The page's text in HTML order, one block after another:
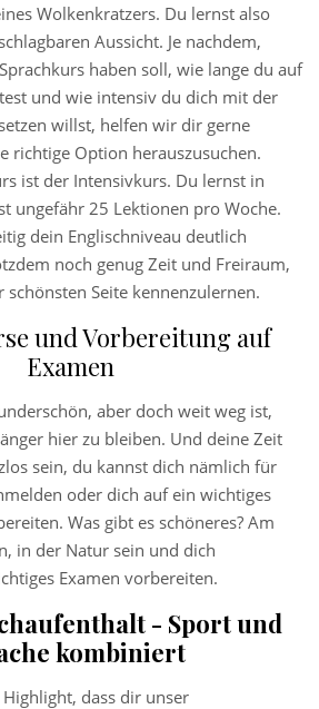
Wolkenkratzers. Du lernst also
Aussicht. Je nachdem,
haben soll, wie lange du auf
und wie intensiv du dich mit der
willst, helfen wir dir gerne
richtige Option herauszusuchen.
ist der Intensivkurs. Du lernst in
ungefähr 25 Lektionen pro Woche.
dein Englischniveau deutlich
noch genug Zeit und Freiraum,
Seite kennenzulernen.
und Vorbereitung auf
Examen
aber doch weit weg ist,
hier zu bleiben. Und deine Zeit
sein, du kannst dich nämlich für
oder dich auf ein wichtiges
Was gibt es schöneres? Am
in der Natur sein und dich
Examen vorbereiten.
- Sport und
kombiniert
dass dir unser